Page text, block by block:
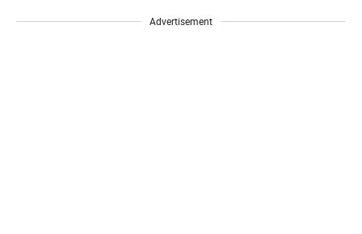
Advertisement